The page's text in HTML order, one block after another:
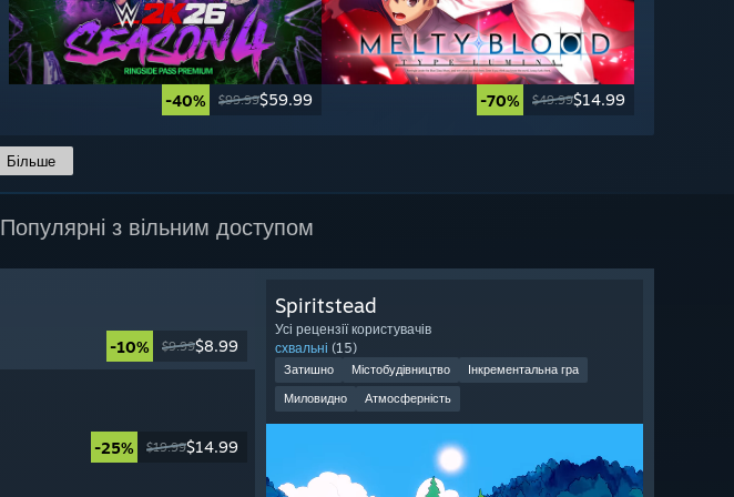
-40% $99.99$59.99 -70% $49.99$14.99
Більше
Популярні з вільним доступом
-10% $9.99$8.99
-25% $19.99$14.99
Spiritstead
Усі рецензії користувачів
схвальні (15)
Затишно Містобудівництво
Інкрементальна гра
Миловидно
Атмосферність